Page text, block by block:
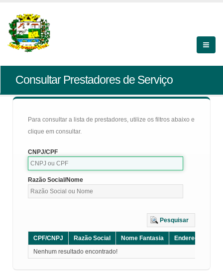
Consultar Prestadores de Serviço
Para consultar a lista de prestadores, utilize os filtros abaixo e
clique em consultar.
CNPJ/CPF
Razão Social/Nome
Pesquisar
CPF/CNPJ Razão Social Nome Fantasia Endereço
Nenhum resultado encontrado!